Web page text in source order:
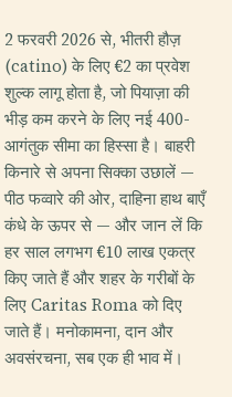
2 फरवरी 2026 से, भीतरी हौज़
(catino) के लिए €2 का प्रवेश
शुल्क लागू होता है, जो पियाज़ा की
भीड़ कम करने के लिए नई 400-
आगंतुक सीमा का हिस्सा है। बाहरी
किनारे से अपना सिक्का उछालें —
पीठ फव्वारे की ओर, दाहिना हाथ बाएँ
कंधे के ऊपर से — और जान लें कि
हर साल लगभग €10 लाख एकत्र
किए जाते हैं और शहर के गरीबों के
लिए Caritas Roma को दिए
जाते हैं। मनोकामना, दान और
अवसंरचना, सब एक ही भाव में।